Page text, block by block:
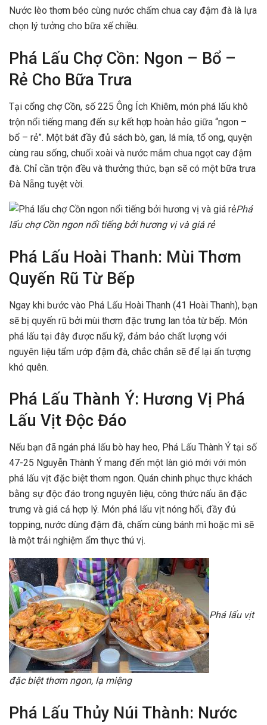
Nước lèo thơm béo cùng nước chấm chua cay đậm đà là lựa
chọn lý tưởng cho bữa xế chiều.
Phá Lấu Chợ Cồn: Ngon – Bổ –
Rẻ Cho Bữa Trưa
Tại cổng chợ Cồn, số 225 Ông Ích Khiêm, món phá lấu khô
trộn nổi tiếng mang đến sự kết hợp hoàn hảo giữa “ngon –
bổ – rẻ”. Một bát đầy đủ sách bò, gan, lá mía, tổ ong, quyện
cùng rau sống, chuối xoài và nước mắm chua ngọt cay đậm
đà. Chỉ cần trộn đều và thưởng thức, bạn sẽ có một bữa trưa
Đà Nẵng tuyệt vời.
Phá
lấu chợ Cồn ngon nổi tiếng bởi hương vị và giá rẻ
Phá Lấu Hoài Thanh: Mùi Thơm
Quyến Rũ Từ Bếp
Ngay khi bước vào Phá Lấu Hoài Thanh (41 Hoài Thanh), bạn
sẽ bị quyến rũ bởi mùi thơm đặc trưng lan tỏa từ bếp. Món
phá lấu tại đây được nấu kỹ, đảm bảo chất lượng với
nguyên liệu tẩm ướp đậm đà, chắc chắn sẽ để lại ấn tượng
khó quên.
Phá Lấu Thành Ý: Hương Vị Phá
Lấu Vịt Độc Đáo
Nếu bạn đã ngán phá lấu bò hay heo, Phá Lấu Thành Ý tại số
47-25 Nguyễn Thành Ý mang đến một làn gió mới với món
phá lấu vịt đặc biệt thơm ngon. Quán chinh phục thực khách
bằng sự độc đáo trong nguyên liệu, công thức nấu ăn đặc
trưng và giá cả hợp lý. Món phá lấu vịt nóng hổi, đầy đủ
topping, nước dùng đậm đà, chấm cùng bánh mì hoặc mì sẽ
là một trải nghiệm ẩm thực thú vị.
Phá lấu vịt
đặc biệt thơm ngon, lạ miệng
Phá Lấu Thủy Núi Thành: Nước